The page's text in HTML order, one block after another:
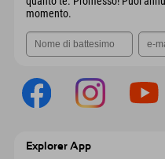
momento.
Explorer App